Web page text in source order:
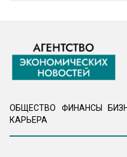
ОБЩЕСТВО ФИНАНСЫ
КАРЬЕРА